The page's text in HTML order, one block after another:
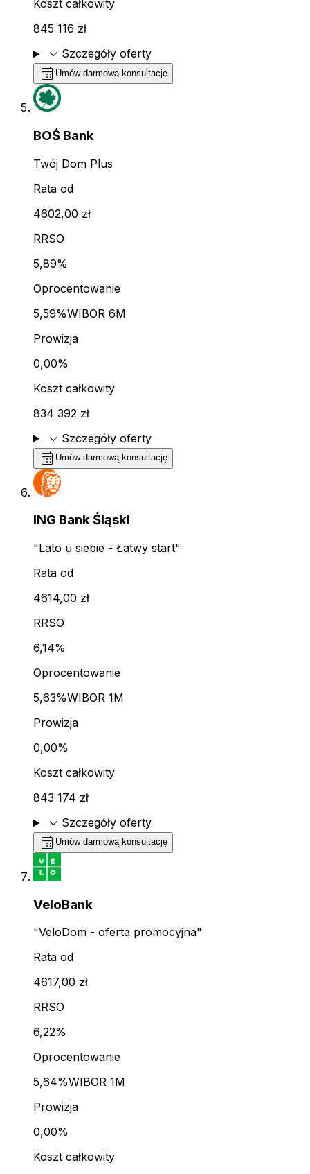
Koszt całkowity
845 116 zł
expand_more Szczegóły oferty
calendar_month Umów darmową konsultację
BOŚ Bank
Twój Dom Plus
Rata od
4602,00 zł
RRSO
5,89%
Oprocentowanie
5,59%WIBOR 6M
Prowizja
0,00%
Koszt całkowity
834 392 zł
expand_more Szczegóły oferty
calendar_month Umów darmową konsultację
ING Bank Śląski
"Lato u siebie - Łatwy start"
Rata od
4614,00 zł
RRSO
6,14%
Oprocentowanie
5,63%WIBOR 1M
Prowizja
0,00%
Koszt całkowity
843 174 zł
expand_more Szczegóły oferty
calendar_month Umów darmową konsultację
VeloBank
"VeloDom - oferta promocyjna"
Rata od
4617,00 zł
RRSO
6,22%
Oprocentowanie
5,64%WIBOR 1M
Prowizja
0,00%
Koszt całkowity